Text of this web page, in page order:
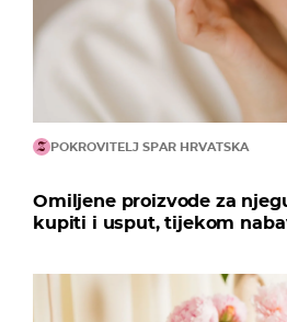
POKROVITELJ SPAR HRVATSKA
Omiljene proizvode za
kupiti i usput, tijekom